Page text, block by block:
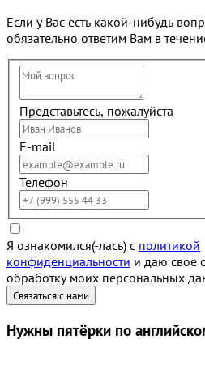
Если у Вас есть какой-нибудь
обязательно ответим Вам в
Представьтесь, пожалуйста
E-mail
Телефон
Я ознакомился(-лась) с политикой
конфиденциальности и даю свое
обработку моих персональных
Нужны пятёрки по